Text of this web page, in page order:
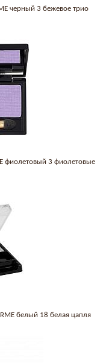
черный 3 бежевое трио
фиолетовый 3 фиолетовые
белый 18 белая цапля